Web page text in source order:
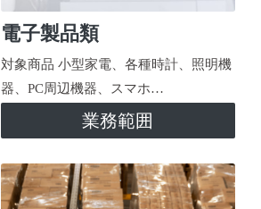
電子製品類
対象商品 小型家電、各種時計、照明機
器、PC周辺機器、スマホ…
業務範囲